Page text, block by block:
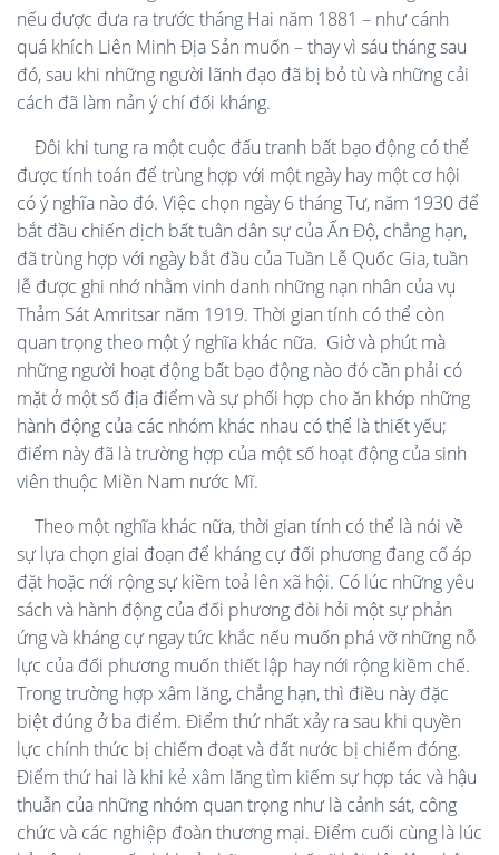
nếu được đưa ra trước tháng Hai năm 1881 – như cánh
quá khích Liên Minh Địa Sản muốn – thay vì sáu tháng sau
đó, sau khi những người lãnh đạo đã bị bỏ tù và những cải
cách đã làm nản ý chí đối kháng.
Đôi khi tung ra một cuộc đấu tranh bất bạo động có thể
được tính toán để trùng hợp với một ngày hay một cơ hội
có ý nghĩa nào đó. Việc chọn ngày 6 tháng Tư, năm 1930 để
bắt đầu chiến dịch bất tuân dân sự của Ấn Độ, chẳng hạn,
đã trùng hợp với ngày bắt đầu của Tuần Lễ Quốc Gia, tuần
lễ được ghi nhớ nhằm vinh danh những nạn nhân của vụ
Thảm Sát Amritsar năm 1919. Thời gian tính có thể còn
quan trọng theo một ý nghĩa khác nữa. Giờ và phút mà
những người hoạt động bất bạo động nào đó cần phải có
mặt ở một số địa điểm và sự phối hợp cho ăn khớp những
hành động của các nhóm khác nhau có thể là thiết yếu;
điểm này đã là trường hợp của một số hoạt động của sinh
viên thuộc Miền Nam nước Mĩ.
Theo một nghĩa khác nữa, thời gian tính có thể là nói về
sự lựa chọn giai đoạn để kháng cự đối phương đang cố áp
đặt hoặc nới rộng sự kiềm toả lên xã hội. Có lúc những yêu
sách và hành động của đối phương đòi hỏi một sự phản
ứng và kháng cự ngay tức khắc nếu muốn phá vỡ những nỗ
lực của đối phương muốn thiết lập hay nới rộng kiềm chế.
Trong trường hợp xâm lăng, chẳng hạn, thì điều này đặc
biệt đúng ở ba điểm. Điểm thứ nhất xảy ra sau khi quyền
lực chính thức bị chiếm đoạt và đất nước bị chiếm đóng.
Điểm thứ hai là khi kẻ xâm lăng tìm kiếm sự hợp tác và hậu
thuẫn của những nhóm quan trọng như là cảnh sát, công
chức và các nghiệp đoàn thương mại. Điểm cuối cùng là lúc